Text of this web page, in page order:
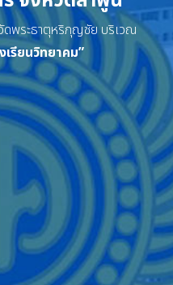
พระธาตุหริภุญชัย บริเวณ
เรียนวิทยาคม”